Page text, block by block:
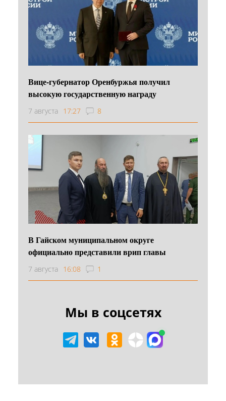
Вице-губернатор Оренбуржья получил
высокую государственную награду
7 августа 17:27 8
В Гайском муниципальном округе
официально представили врип главы
7 августа 16:08 1
Мы в соцсетях